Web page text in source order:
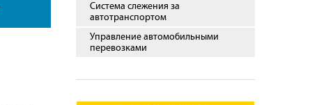
Система слежения за
автотранспортом
Управление автомобильными
перевозками